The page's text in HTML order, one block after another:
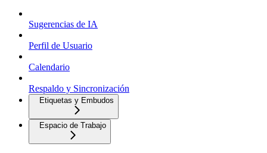
Sugerencias de IA
Perfil de Usuario
Calendario
Respaldo y Sincronización
Etiquetas y Embudos
Espacio de Trabajo